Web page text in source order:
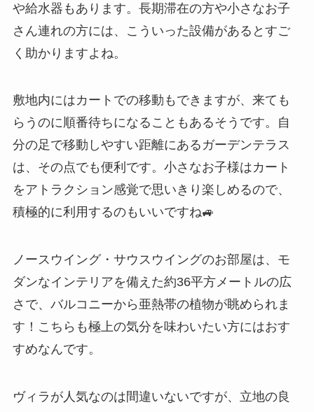
や給水器もあります。長期滞在の方や小さなお子
さん連れの方には、こういった設備があるとすご
く助かりますよね。
敷地内にはカートでの移動もできますが、来ても
らうのに順番待ちになることもあるそうです。自
分の足で移動しやすい距離にあるガーデンテラス
は、その点でも便利です。小さなお子様はカート
をアトラクション感覚で思いきり楽しめるので、
積極的に利用するのもいいですね🚙
ノースウイング・サウスウイングのお部屋は、モ
ダンなインテリアを備えた約36平方メートルの広
さで、バルコニーから亜熱帯の植物が眺められま
す！こちらも極上の気分を味わいたい方にはおす
すめなんです。
ヴィラが人気なのは間違いないですが、立地の良